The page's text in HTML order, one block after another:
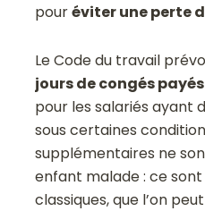
pouréviter une perte
Le Code du travail
jours de congés
pour les salariés ayant
sous certaines
supplémentaires ne
enfant malade : ce
classiques, que l’on